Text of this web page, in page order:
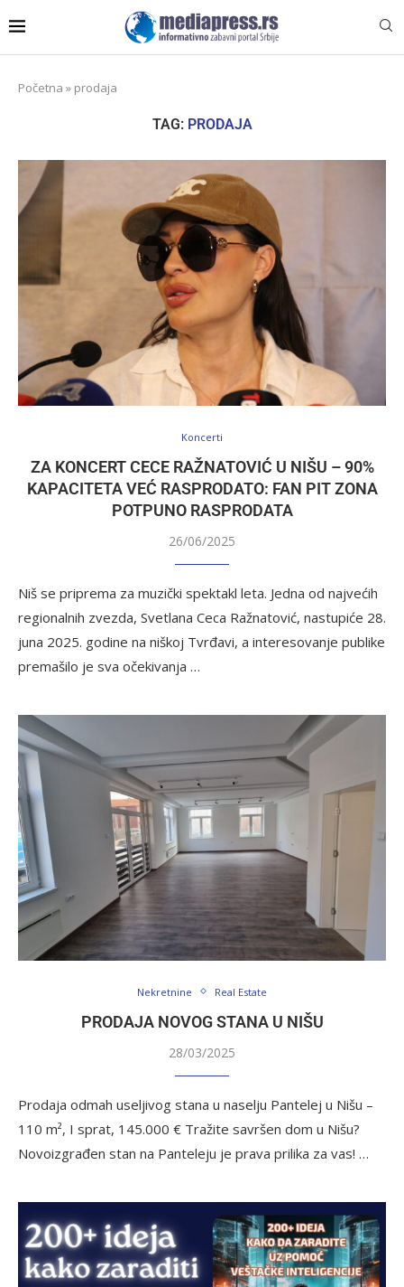
Početna » prodaja
TAG: PRODAJA
Koncerti
ZA KONCERT CECE RAŽNATOVIĆ U NIŠU – 90%
KAPACITETA VEĆ RASPRODATO: FAN PIT ZONA
POTPUNO RASPRODATA
26/06/2025
Niš se priprema za muzički spektakl leta. Jedna od najvećih
regionalnih zvezda, Svetlana Ceca Ražnatović, nastupiće 28.
juna 2025. godine na niškoj Tvrđavi, a interesovanje publike
premašilo je sva očekivanja …
Nekretnine Real Estate
PRODAJA NOVOG STANA U NIŠU
28/03/2025
Prodaja odmah useljivog stana u naselju Pantelej u Nišu –
110 m², I sprat, 145.000 € Tražite savršen dom u Nišu?
Novoizgrađen stan na Panteleju je prava prilika za vas! …